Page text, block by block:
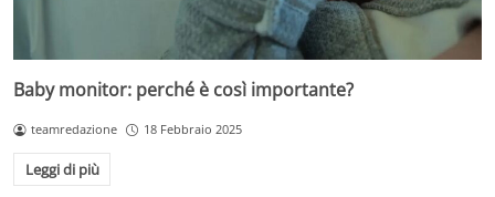
Baby monitor: perché è così importante?
teamredazione 18 Febbraio 2025
Leggi di più